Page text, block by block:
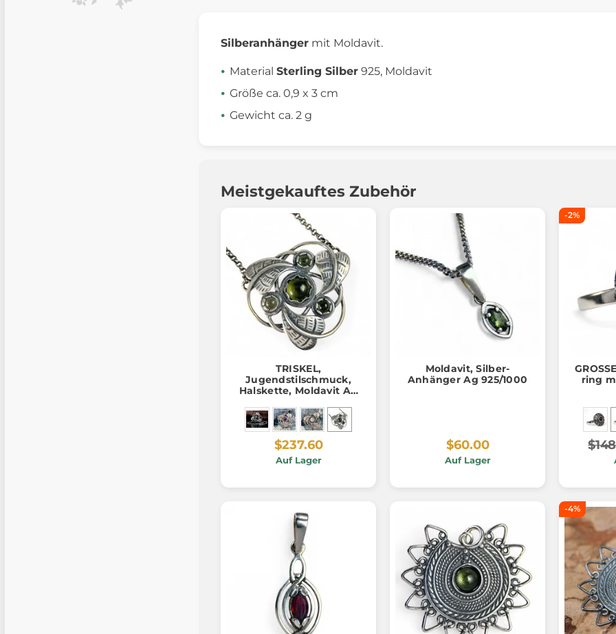
Silberanhänger mit Moldavit.
Material Sterling Silber 925, Moldavit
Größe ca. 0,9 x 3 cm
Gewicht ca. 2 g
Meistgekauftes Zubehör
TRISKEL,
Jugendstilschmuck,
Halskette, Moldavit Ag
$237.60
Auf Lager
Moldavit, Silber-
Anhänger Ag 925/1000
$60.00
Auf Lager
-2%
ring
-4%